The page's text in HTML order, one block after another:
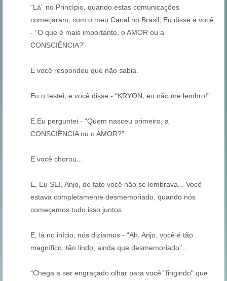
“Lá” no Princípio, quando estas comunicações
começaram, com o meu Canal no Brasil, Eu disse a você
- “O que é mais importante, o AMOR ou a
CONSCIÊNCIA?”
E você respondeu que não sabia.
Eu o testei, e você disse - “KRYON, eu não me lembro!”
E Eu perguntei - “Quem nasceu primeiro, a
CONSCIÊNCIA ou o AMOR?”
E você chorou...
E, Eu SEI, Anjo, de fato você não se lembrava... Você
estava completamente desmemoriado, quando nós
começamos tudo isso juntos.
E, lá no início, nós dizíamos - “Ah, Anjo, você é tão
magnífico, tão lindo, ainda que desmemoriado”...
“Chega a ser engraçado olhar para você "fingindo" que